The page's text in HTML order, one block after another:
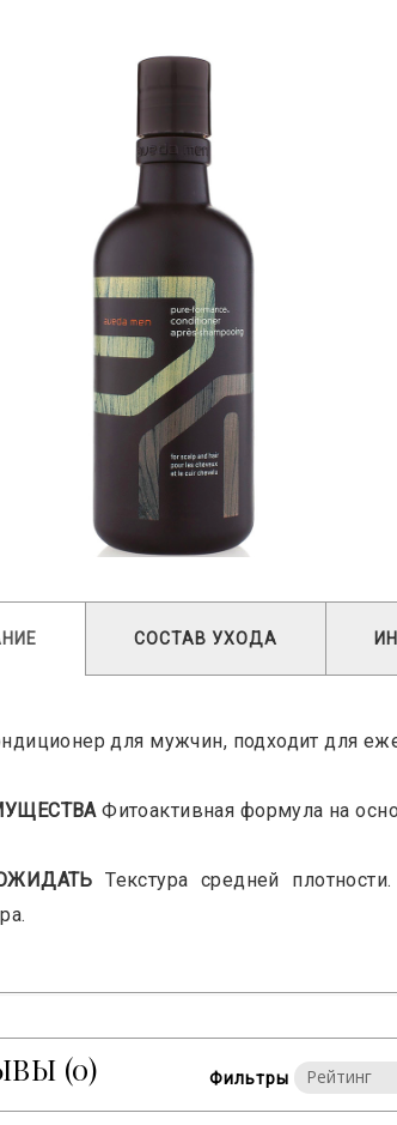
СОСТАВ УХОДА
для мужчин, подходит для
Фитоактивная формула на
Текстура средней
(0) Фильтры